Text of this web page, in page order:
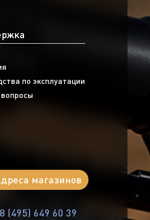
по эксплуатации
магазинов
8 (495) 649 60 39